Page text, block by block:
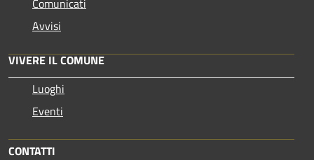
Comunicati
Avvisi
VIVERE IL COMUNE
Luoghi
Eventi
CONTATTI